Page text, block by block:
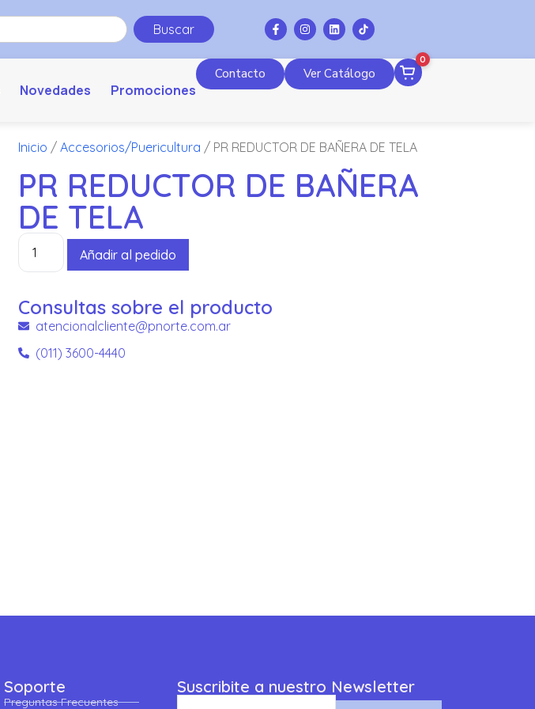
Buscar
Novedades Promociones
Contacto Ver Catálogo
0
Inicio / Accesorios/Puericultura / PR REDUCTOR DE BAÑERA DE TELA
PR REDUCTOR DE BAÑERA
DE TELA
Añadir al pedido
Consultas sobre el producto
atencionalcliente@pnorte.com.ar
(011) 3600-4440
Soporte
Preguntas Frecuentes
Suscribite a nuestro Newsletter